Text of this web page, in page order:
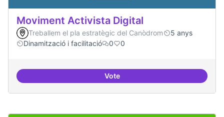
Moviment Activista Digital
Treballem el pla estratègic del Canòdrom
5 anys
Dinamització i facilitació
0 0
VoteMoviment Activista Digital